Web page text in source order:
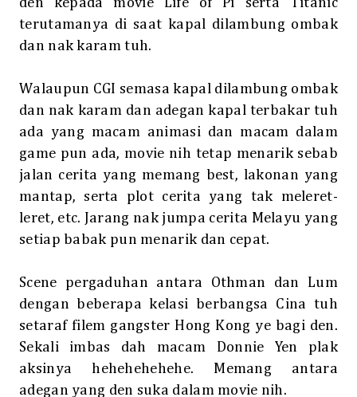
terutamanya di saat kapal dilambung ombak
dan nak karam tuh.
Walaupun CGI semasa kapal dilambung ombak
dan nak karam dan adegan kapal terbakar tuh
ada yang macam animasi dan macam dalam
game pun ada, movie nih tetap menarik sebab
jalan cerita yang memang best, lakonan yang
mantap, serta plot cerita yang tak meleret-
leret, etc. Jarang nak jumpa cerita Melayu yang
setiap babak pun menarik dan cepat.
Scene pergaduhan antara Othman dan Lum
dengan beberapa kelasi berbangsa Cina tuh
setaraf filem gangster Hong Kong ye bagi den.
Sekali imbas dah macam Donnie Yen plak
aksinya hehehehehehe. Memang antara
adegan yang den suka dalam movie nih.